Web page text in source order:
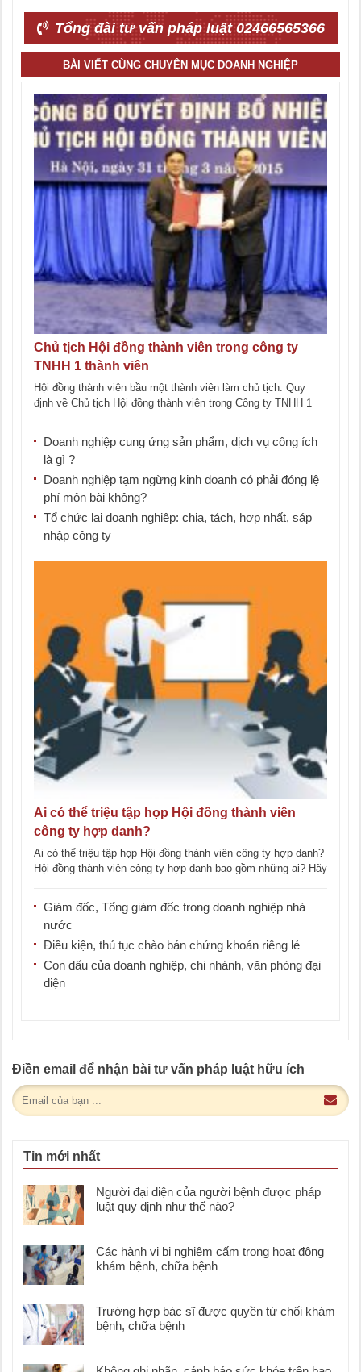
Tổng đài tư vấn pháp luật 02466565366
BÀI VIẾT CÙNG CHUYÊN MỤC DOANH NGHIỆP
Chủ tịch Hội đồng thành viên trong công ty
TNHH 1 thành viên
Hội đồng thành viên bầu một thành viên làm chủ tịch. Quy
định về Chủ tịch Hội đồng thành viên trong Công ty TNHH 1
Doanh nghiệp cung ứng sản phẩm, dịch vụ công ích
là gì ?
Doanh nghiệp tạm ngừng kinh doanh có phải đóng lệ
phí môn bài không?
Tổ chức lại doanh nghiệp: chia, tách, hợp nhất, sáp
nhập công ty
Ai có thể triệu tập họp Hội đồng thành viên
công ty hợp danh?
Ai có thể triệu tập họp Hội đồng thành viên công ty hợp danh?
Hội đồng thành viên công ty hợp danh bao gồm những ai? Hãy
Giám đốc, Tổng giám đốc trong doanh nghiệp nhà
nước
Điều kiện, thủ tục chào bán chứng khoán riêng lẻ
Con dấu của doanh nghiệp, chi nhánh, văn phòng đại
diện
Điền email để nhận bài tư vấn pháp luật hữu ích
Tin mới nhất
Người đại diện của người bệnh được pháp
luật quy định như thế nào?
Các hành vi bị nghiêm cấm trong hoạt động
khám bệnh, chữa bệnh
Trường hợp bác sĩ được quyền từ chối khám
bệnh, chữa bệnh